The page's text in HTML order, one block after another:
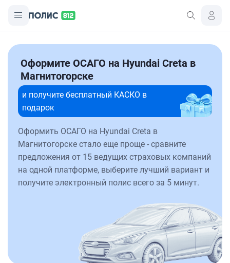
Оформите ОСАГО на Hyundai Creta в
Магнитогорске
и получите бесплатный КАСКО в
подарок
Оформить ОСАГО на Hyundai Creta в
Магнитогорске стало еще проще - сравните
предложения от 15 ведущих страховых компаний
на одной платформе, выберите лучший вариант и
получите электронный полис всего за 5 минут.